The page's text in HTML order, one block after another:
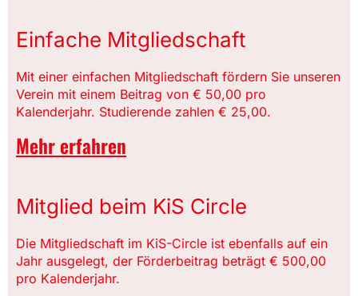
Einfache Mitgliedschaft
Mit einer einfachen Mitgliedschaft fördern Sie unseren
Verein mit einem Beitrag von € 50,00 pro
Kalenderjahr. Studierende zahlen € 25,00.
Mehr erfahren
Mitglied beim KiS Circle
Die Mitgliedschaft im KiS-Circle ist ebenfalls auf ein
Jahr ausgelegt, der Förderbeitrag beträgt € 500,00
pro Kalenderjahr.